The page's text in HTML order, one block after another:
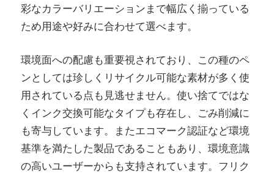
彩なカラーバリエーションまで幅広く揃っている
ため用途や好みに合わせて選べます。
環境面への配慮も重要視されており、この種のペ
ンとしては珍しくリサイクル可能な素材が多く使
用されている点も見逃せません。使い捨てではな
くインク交換可能なタイプも存在し、ごみ削減に
も寄与しています。またエコマーク認証など環境
基準を満たした製品であることもあり、環境意識
の高いユーザーからも支持されています。フリク